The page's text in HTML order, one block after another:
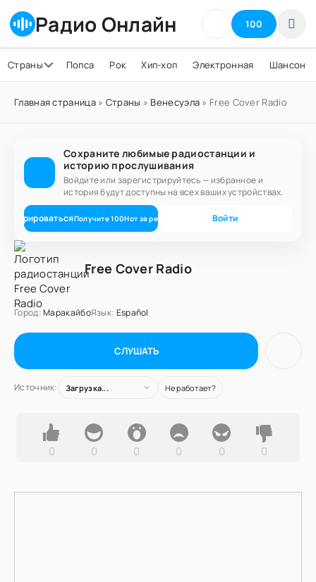
Радио Онлайн 100
Страны Попса Рок Хип-хоп Электронная Шансон
Главная страница» Страны » Венесуэла » Free Cover Radio
Сохраните любимые радиостанции и
историю прослушивания
Войдите или зарегистрируйтесь — избранное и
история будут доступны на всех ваших устройствах.
Получите100Нот за регистрацию Войти
Free Cover Radio
Город:МаракайбоЯзык: Español
СЛУШАТЬ
Источник: Загрузка... Не работает?
0 0 0 0 0 0